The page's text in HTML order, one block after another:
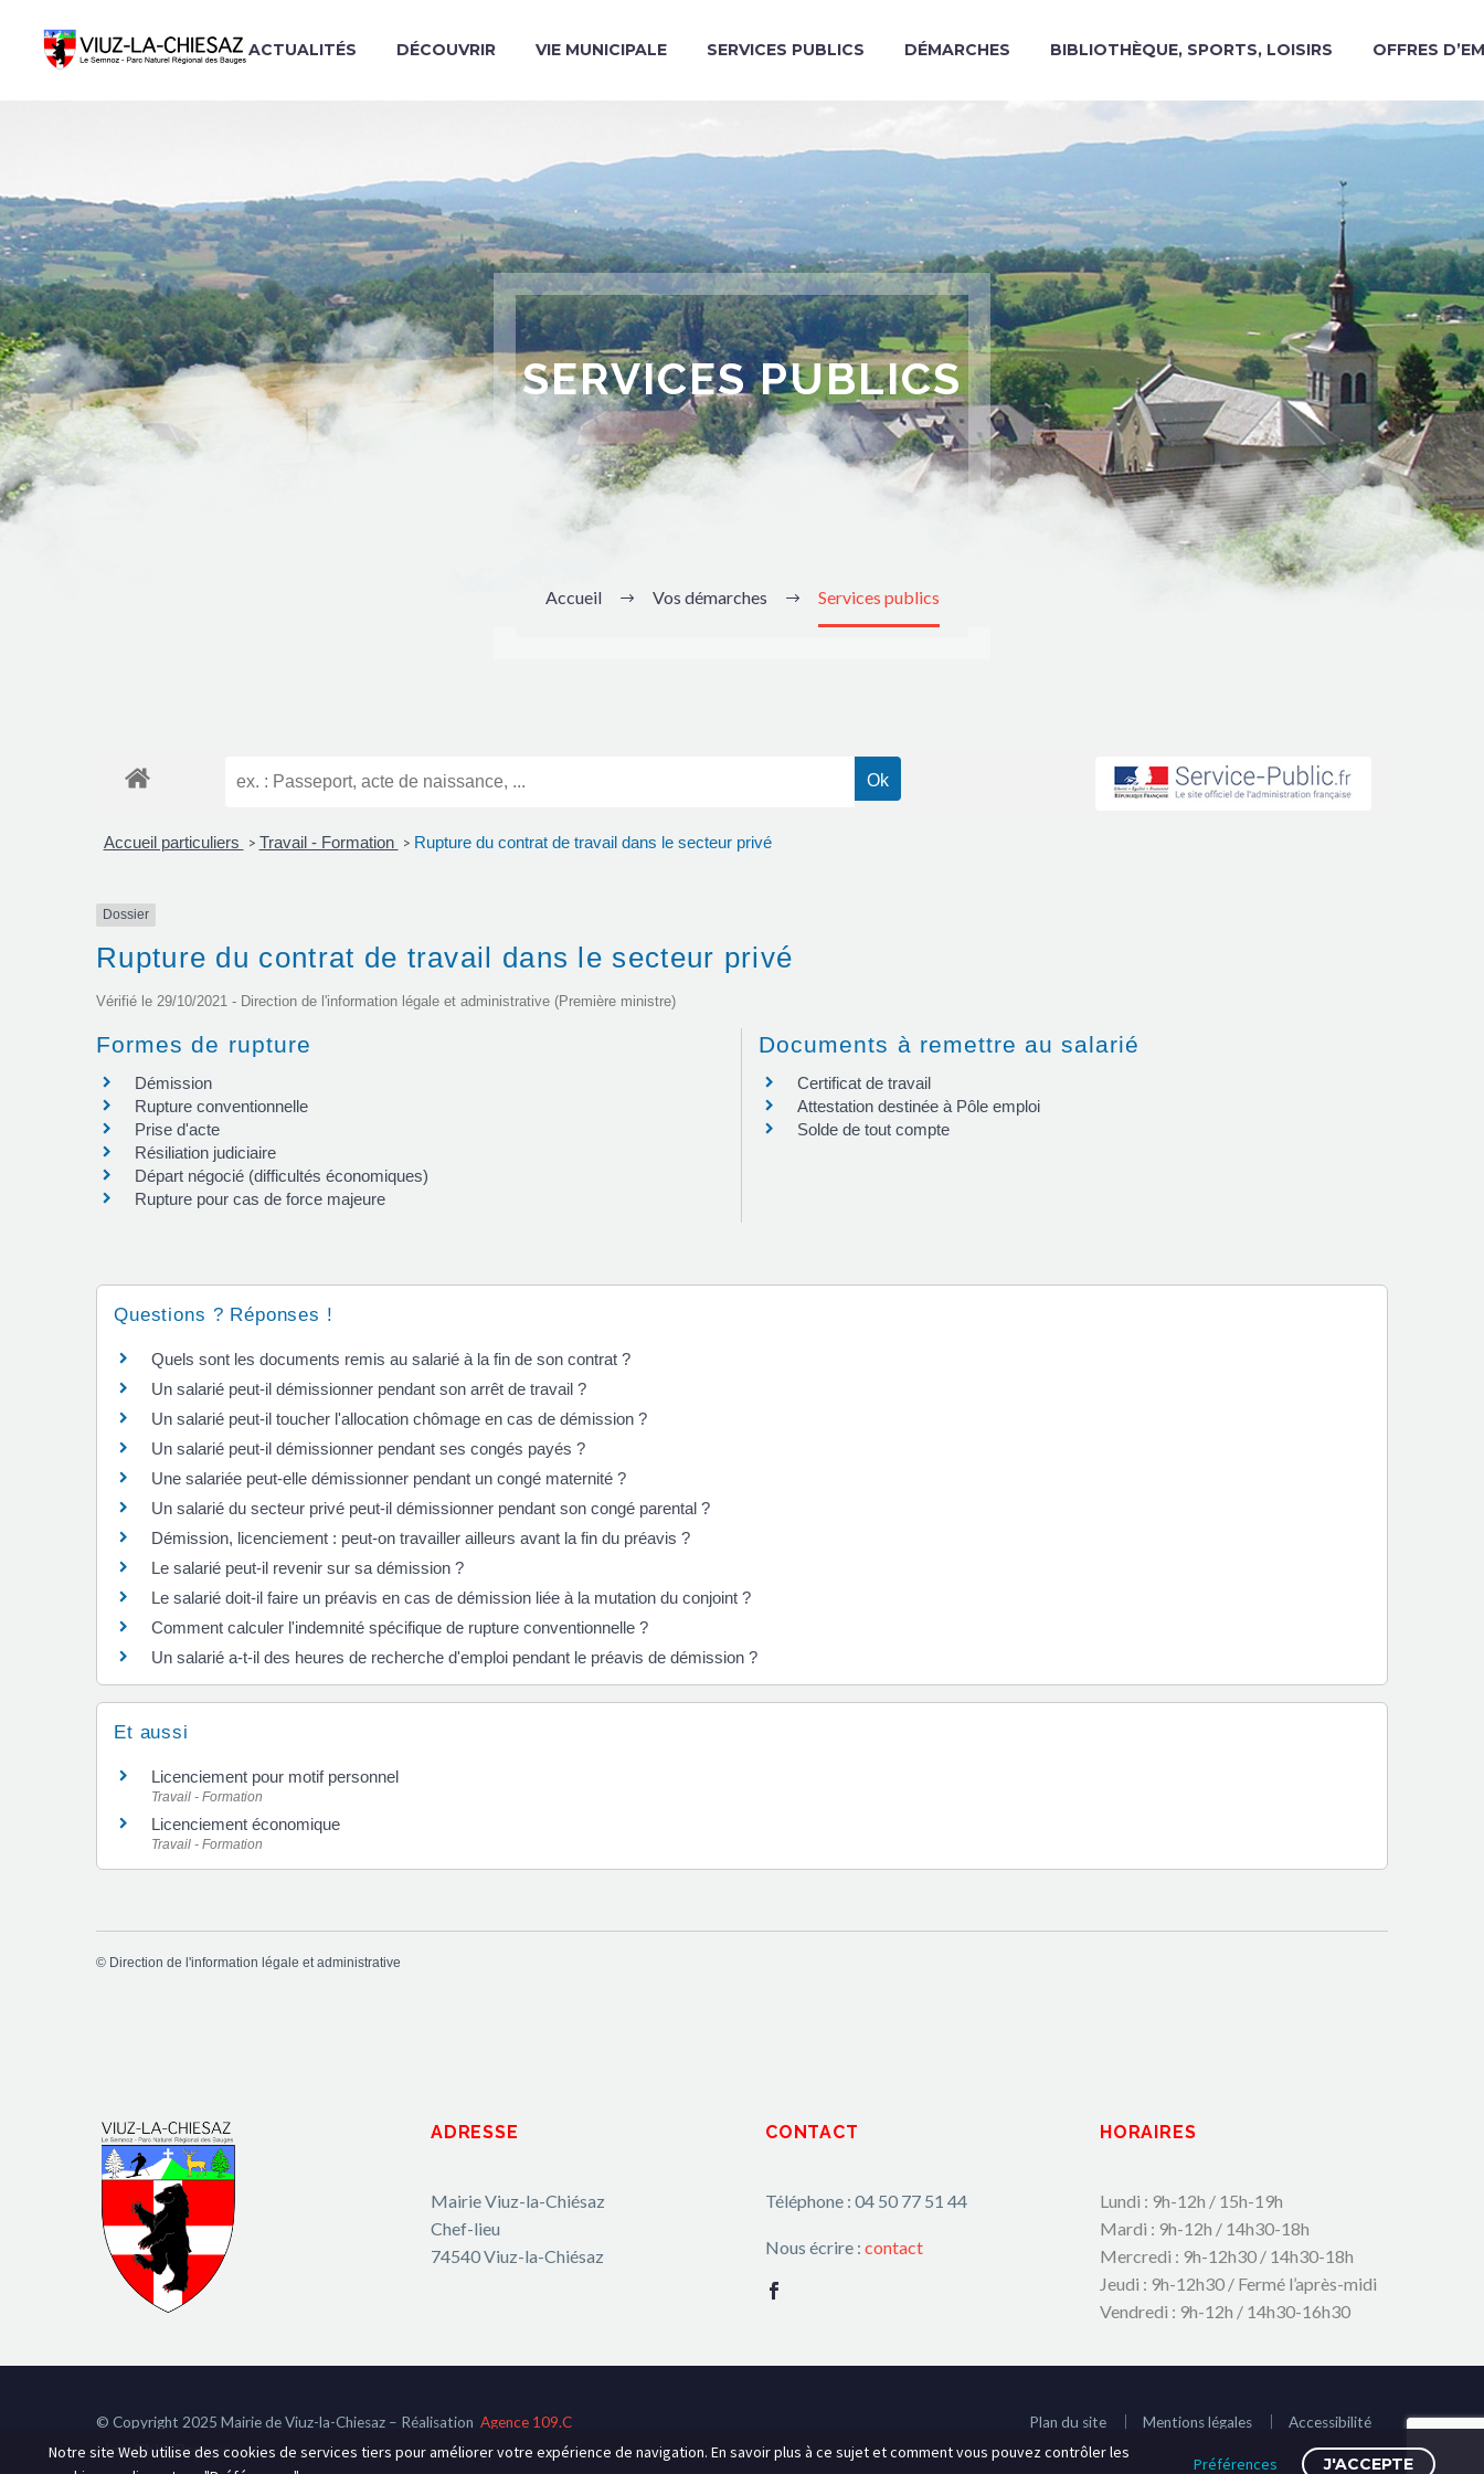
ACTUALITÉS DÉCOUVRIR VIE MUNICIPALE SERVICES PUBLICS DÉMARCHES BIBLIOTHÈQUE, SPORTS, LOISIRS OFFRES
SERVICES PUBLICS
Accueil Vos démarches Services publics
Accueil particuliers > Travail - Formation > Rupture du contrat de travail dans le secteur privé
Dossier
Rupture du contrat de travail dans le secteur privé
Vérifié le 29/10/2021 - Direction de l'information légale et administrative (Première ministre)
Formes de rupture
Démission
Rupture conventionnelle
Prise d'acte
Résiliation judiciaire
Départ négocié (difficultés économiques)
Rupture pour cas de force majeure
Documents à remettre au salarié
Certificat de travail
Attestation destinée à Pôle emploi
Solde de tout compte
Questions ? Réponses !
Quels sont les documents remis au salarié à la fin de son contrat ?
Un salarié peut-il démissionner pendant son arrêt de travail ?
Un salarié peut-il toucher l'allocation chômage en cas de démission ?
Un salarié peut-il démissionner pendant ses congés payés ?
Une salariée peut-elle démissionner pendant un congé maternité ?
Un salarié du secteur privé peut-il démissionner pendant son congé parental ?
Démission, licenciement : peut-on travailler ailleurs avant la fin du préavis ?
Le salarié peut-il revenir sur sa démission ?
Le salarié doit-il faire un préavis en cas de démission liée à la mutation du conjoint ?
Comment calculer l'indemnité spécifique de rupture conventionnelle ?
Un salarié a-t-il des heures de recherche d'emploi pendant le préavis de démission ?
Et aussi
Licenciement pour motif personnel
Travail - Formation
Licenciement économique
Travail - Formation
© Direction de l'information légale et administrative
ADRESSE
Mairie Viuz-la-Chiésaz
Chef-lieu
74540 Viuz-la-Chiésaz
CONTACT
Téléphone : 04 50 77 51 44
Nous écrire : contact
HORAIRES
Lundi : 9h-12h / 15h-19h
Mardi : 9h-12h / 14h30-18h
Mercredi : 9h-12h30 / 14h30-18h
Jeudi : 9h-12h30 / Fermé l’après-midi
Vendredi : 9h-12h / 14h30-16h30
© Copyright 2025 Mairie de Viuz-la-Chiesaz – Réalisation Agence 109.C
Hot-Chili_Pepper
Plan du site Mentions légales Accessibilité
Notre site Web utilise des cookies de services tiers pour améliorer votre expérience de navigation. En savoir plus à ce sujet et comment vous pouvez contrôler les
Préférences J'ACCEPTE